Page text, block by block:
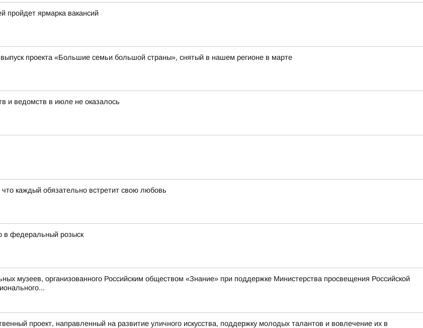
пройдет ярмарка вакансий
проекта «Большие семьи большой страны», снятый в нашем регионе в марте
и ведомств в июле не оказалось
каждый обязательно встретит свою любовь
в федеральный розыск
музеев, организованного Российским обществом «Знание» при поддержке Министерства просвещения Российской
проект, направленный на развитие уличного искусства, поддержку молодых талантов и вовлечение их в